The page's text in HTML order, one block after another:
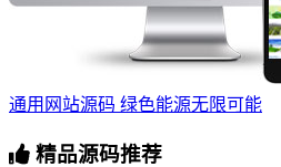
通用网站源码 绿色能源无限可能
精品源码推荐